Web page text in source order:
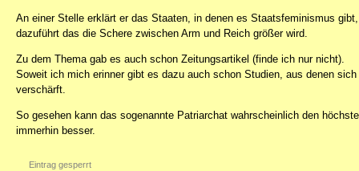
An einer Stelle erklärt er das Staaten, in denen es Staatsfeminismus
dazuführt das die Schere zwischen Arm und Reich größer wird.
Zu dem Thema gab es auch schon Zeitungsartikel (finde ich nur nicht).
Soweit ich mich erinner gibt es dazu auch schon Studien, aus denen
verschärft.
So gesehen kann das sogenannte Patriarchat wahrscheinlich den
immerhin besser.
Eintrag gesperrt